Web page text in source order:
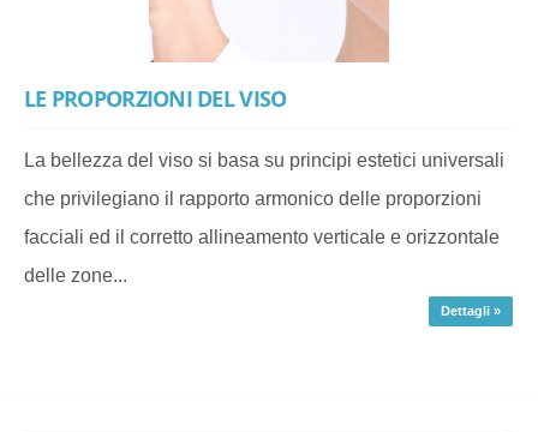
LE PROPORZIONI DEL VISO
La bellezza del viso si basa su principi estetici universali
che privilegiano il rapporto armonico delle proporzioni
facciali ed il corretto allineamento verticale e orizzontale
delle zone...
Dettagli »